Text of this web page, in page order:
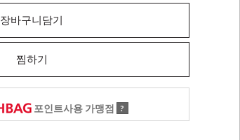
장바구니담기
찜하기
포인트사용 가맹점 ?